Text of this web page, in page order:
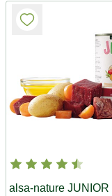
alsa-nature JUNIOR